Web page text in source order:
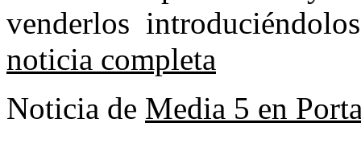
venderlos
noticia completa
Noticia de Media 5 en